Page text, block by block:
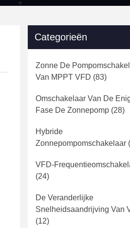
Categorieën
Zonne De
Van MPPT VFD (83)
Omschakelaar Van De
Fase De Zonnepomp (28)
Hybride
Zonnepompomschakelaar
VFD-
(24)
De Veranderlijke
Snelheidsaandrijving Van
(12)